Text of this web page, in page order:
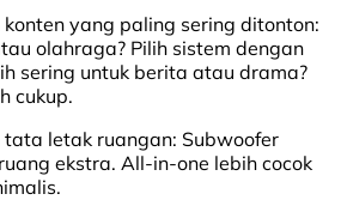
yang paling sering ditonton:
olahraga? Pilih sistem dengan
sering untuk berita atau drama?
cukup.
tata letak ruangan: Subwoofer
ekstra. All-in-one lebih cocok